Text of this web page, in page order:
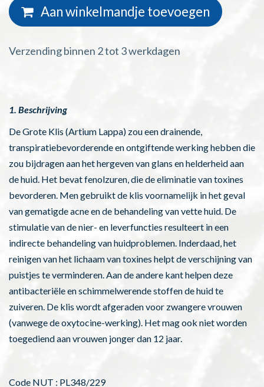
Aan winkelmandje toevoegen
Verzending binnen 2 tot 3 werkdagen
1. Beschrijving
De Grote Klis (Artium Lappa) zou een drainende,
transpiratiebevorderende en ontgiftende werking hebben die
zou bijdragen aan het hergeven van glans en helderheid aan
de huid. Het bevat fenolzuren, die de eliminatie van toxines
bevorderen. Men gebruikt de klis voornamelijk in het geval
van gematigde acne en de behandeling van vette huid. De
stimulatie van de nier- en leverfuncties resulteert in een
indirecte behandeling van huidproblemen. Inderdaad, het
reinigen van het lichaam van toxines helpt de verschijning van
puistjes te verminderen. Aan de andere kant helpen deze
antibacteriële en schimmelwerende stoffen de huid te
zuiveren. De klis wordt afgeraden voor zwangere vrouwen
(vanwege de oxytocine-werking). Het mag ook niet worden
toegediend aan vrouwen jonger dan 12 jaar.
Code NUT : PL348/229